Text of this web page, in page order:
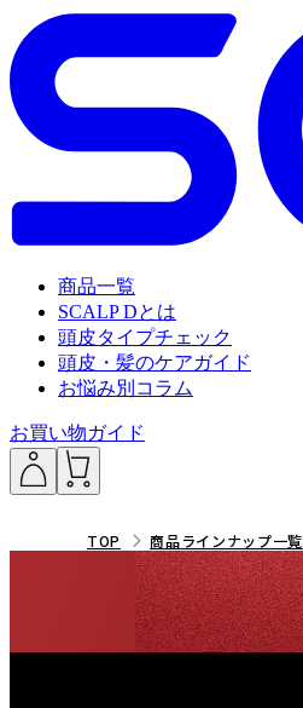
商品一覧
SCALP Dとは
頭皮タイプチェック
頭皮・髪のケアガイド
お悩み別コラム
お買い物ガイド
TOP 商品ラインナップ一覧